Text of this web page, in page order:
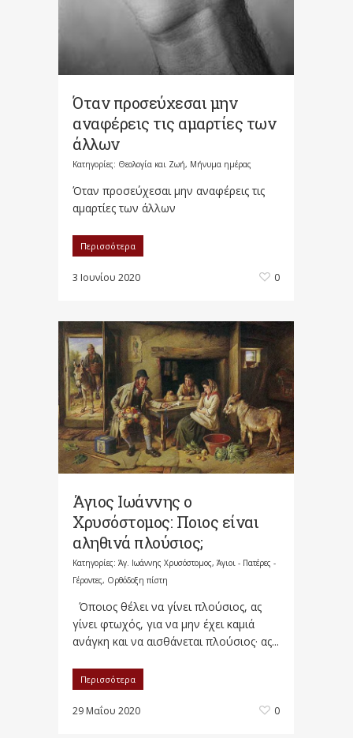
Όταν προσεύχεσαι μην
αναφέρεις τις αμαρτίες των
άλλων
Κατηγορίες: Θεολογία και Ζωή, Μήνυμα ημέρας
Όταν προσεύχεσαι μην αναφέρεις τις
αμαρτίες των άλλων
Περισσότερα
3 Ιουνίου 2020 0
Άγιος Ιωάννης ο
Χρυσόστομος: Ποιος είναι
αληθινά πλούσιος;
Κατηγορίες: Άγ. Ιωάννης Χρυσόστομος, Άγιοι - Πατέρες -
Γέροντες, Ορθόδοξη πίστη
Όποιος θέλει να γίνει πλούσιος, ας
γίνει φτωχός, για να μην έχει καμιά
ανάγκη και να αισθάνεται πλούσιος· ας...
Περισσότερα
29 Μαΐου 2020 0